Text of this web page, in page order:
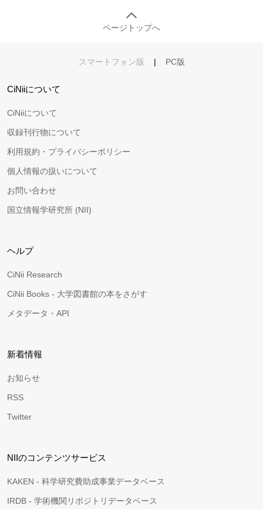
ページトップへ
スマートフォン版 | PC版
CiNiiについて
CiNiiについて
収録刊行物について
利用規約・プライバシーポリシー
個人情報の扱いについて
お問い合わせ
国立情報学研究所 (NII)
ヘルプ
CiNii Research
CiNii Books - 大学図書館の本をさがす
メタデータ・API
新着情報
お知らせ
RSS
Twitter
NIIのコンテンツサービス
KAKEN - 科学研究費助成事業データベース
IRDB - 学術機関リポジトリデータベース